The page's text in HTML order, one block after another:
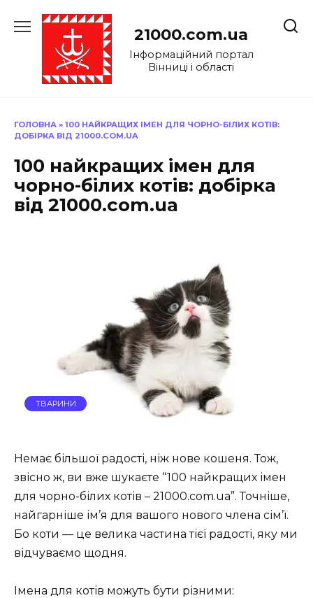
до
21000.com.ua
Інформаційний портал
Вінниці і області
ГОЛОВНА » 100 НАЙКРАЩИХ ІМЕН ДЛЯ ЧОРНО-БІЛИХ КОТІВ:
ДОБІРКА ВІД 21000.COM.UA
100 найкращих імен для
чорно-білих котів: добірка
від 21000.com.ua
ТВАРИНИ
Немає більшої радості, ніж нове кошеня. Тож,
звісно ж, ви вже шукаєте “100 найкращих імен
для чорно-білих котів – 21000.com.ua”. Точніше,
найгарніше ім’я для вашого нового члена сім’ї.
Бо коти — це велика частина тієї радості, яку ми
відчуваємо щодня.
Імена для котів можуть бути різними: